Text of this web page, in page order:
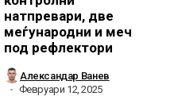
натпревари, две
меѓународни и меч
под рефлектори
Александар Ванев
Февруари 12, 2025